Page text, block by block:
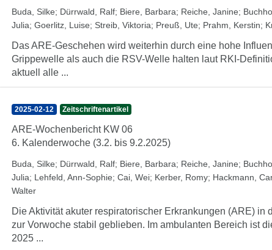
Buda, Silke; Dürrwald, Ralf; Biere, Barbara; Reiche, Janine;
Julia; Goerlitz, Luise; Streib, Viktoria; Preuß, Ute; Prahm, Kerstin;
Das ARE-Geschehen wird weiterhin durch eine hohe
Grippewelle als auch die RSV-Welle halten laut RKI-
aktuell alle ...
2025-02-12 Zeitschriftenartikel
ARE-Wochenbericht KW 06
6. Kalenderwoche (3.2. bis 9.2.2025)
Buda, Silke; Dürrwald, Ralf; Biere, Barbara; Reiche, Janine;
Julia; Lehfeld, Ann-Sophie; Cai, Wei; Kerber, Romy; Hackmann,
Walter
Die Aktivität akuter respiratorischer Erkrankungen (ARE)
zur Vorwoche stabil geblieben. Im ambulanten Bereich ist
2025 ...